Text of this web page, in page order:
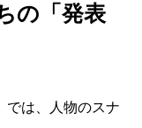
の「発表
では、人物のスナ